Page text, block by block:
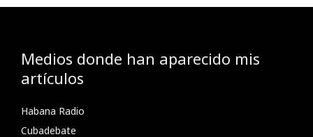
Medios donde han aparecido mis
artículos
Habana Radio
Cubadebate